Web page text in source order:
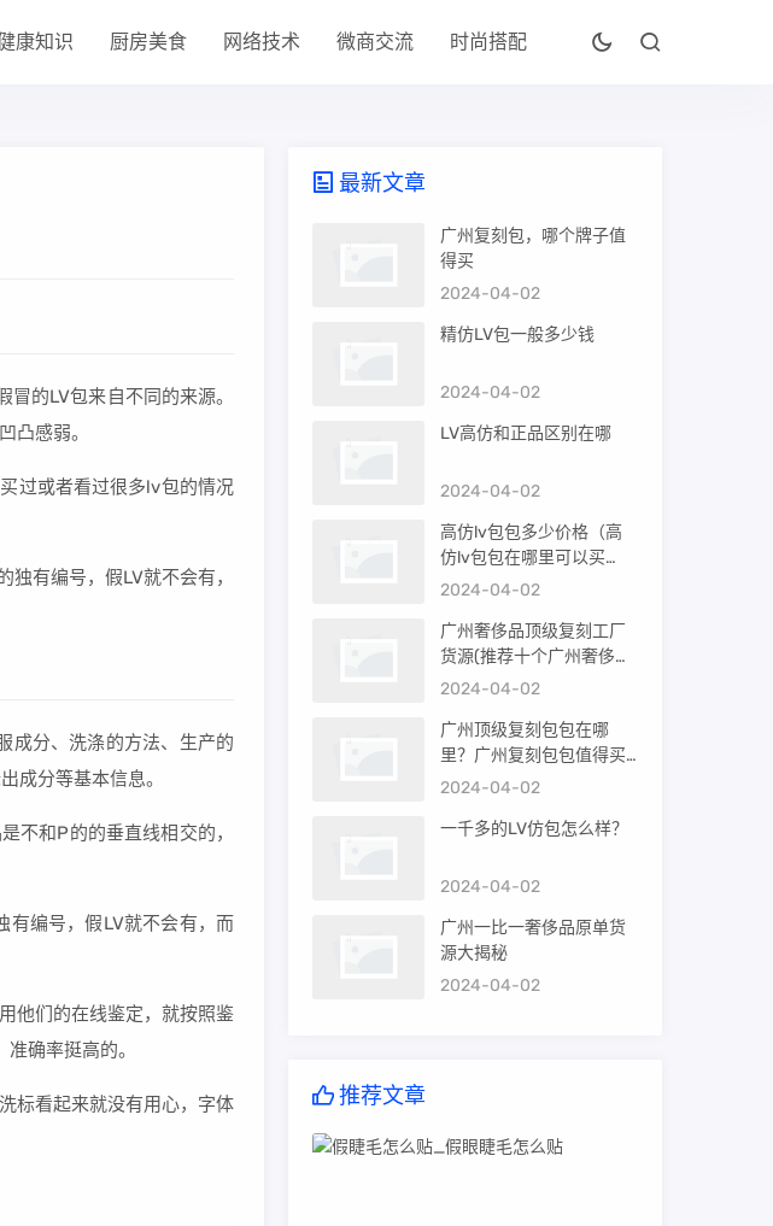
康知识 厨房美食 网络技术 微商交流 时尚搭配
的LV包来自不同的来源。
凸感弱。
过或者看过很多lv包的情况
有编号，假LV就不会有，
成分、洗涤的方法、生产的
成分等基本信息。
不和P的的垂直线相交的，
有编号，假LV就不会有，而
他们的在线鉴定，就按照鉴
确率挺高的。
标看起来就没有用心，字体
最新文章
广州复刻包，哪个牌子值
得买
2024-04-02
精仿LV包一般多少钱
2024-04-02
LV高仿和正品区别在哪
2024-04-02
高仿lv包包多少价格（高
仿lv包包在哪里可以买
到）
2024-04-02
广州奢侈品顶级复刻工厂
货源(推荐十个广州奢侈品
购买渠道)
2024-04-02
广州顶级复刻包包在哪
里？广州复刻包包值得买
吗？
2024-04-02
一千多的LV仿包怎么样？
2024-04-02
广州一比一奢侈品原单货
源大揭秘
2024-04-02
推荐文章